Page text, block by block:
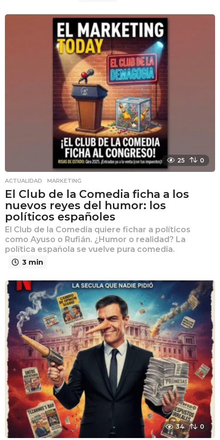
d
25 0
ACTUALIDAD ,MARKETING
El Club de la Comedia ficha a los
nuevos reyes del humor: los
políticos españoles
El Club de la Comedia quiere fichar a políticos
como Ayuso o Rufián. ¿Humor o realidad? La
política española se vuelve pura comedia.
3 min
34 0